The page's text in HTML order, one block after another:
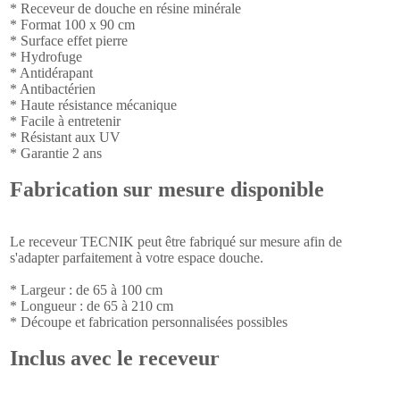
* Receveur de douche en résine minérale
* Format 100 x 90 cm
* Surface effet pierre
* Hydrofuge
* Antidérapant
* Antibactérien
* Haute résistance mécanique
* Facile à entretenir
* Résistant aux UV
* Garantie 2 ans
Fabrication sur mesure disponible
Le receveur TECNIK peut être fabriqué sur mesure afin de
s'adapter parfaitement à votre espace douche.
* Largeur : de 65 à 100 cm
* Longueur : de 65 à 210 cm
* Découpe et fabrication personnalisées possibles
Inclus avec le receveur